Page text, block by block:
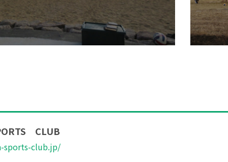
CLUB
sports-club.jp/